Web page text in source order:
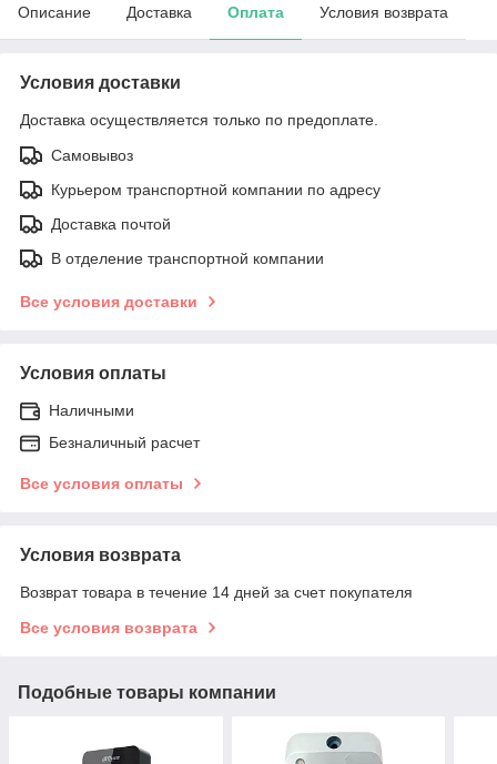
Описание Доставка Оплата Условия возврата
Условия доставки
Доставка осуществляется только по предоплате.
Самовывоз
Курьером транспортной компании по адресу
Доставка почтой
В отделение транспортной компании
Все условия доставки
Условия оплаты
Наличными
Безналичный расчет
Все условия оплаты
Условия возврата
Возврат товара в течение 14 дней за счет покупателя
Все условия возврата
Подобные товары компании